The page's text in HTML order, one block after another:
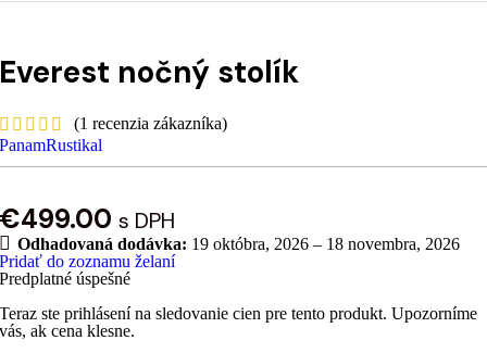
Everest nočný stolík
(1 recenzia zákazníka)
PanamRustikal
€499.00 s DPH
Odhadovaná dodávka: 19 októbra, 2026 – 18 novembra, 2026
Pridať do zoznamu želaní
Predplatné úspešné
Teraz ste prihlásení na sledovanie cien pre tento produkt. Upozorníme
vás, ak cena klesne.